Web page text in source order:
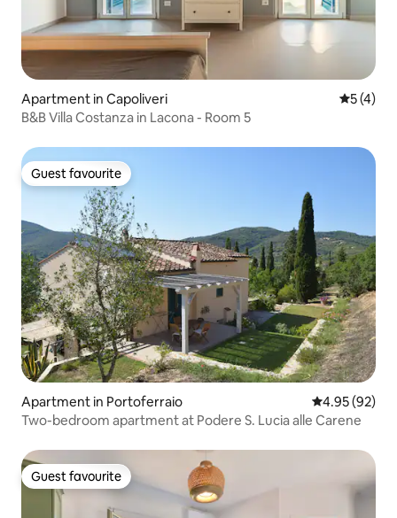
Apartment in Capoliveri 5 out of
5 (4)
B&B Villa Costanza in Lacona - Room 5
Guest favourite
Guest favourite
Apartment in Portoferraio 4.95 out of 5
4.95 (92)
Two-bedroom apartment at Podere S. Lucia alle Carene
Guest favourite
Guest favourite